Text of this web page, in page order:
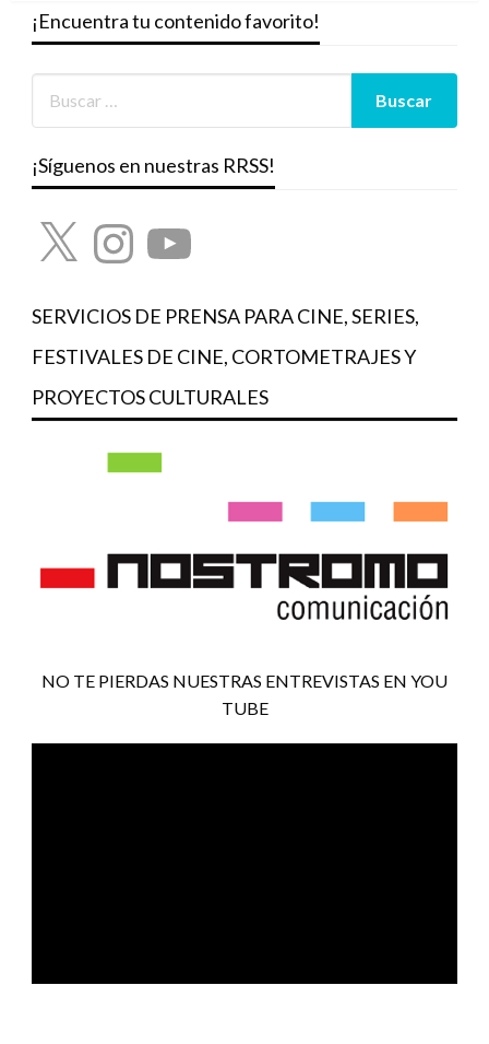
¡Encuentra tu contenido favorito!
¡Síguenos en nuestras RRSS!
X InstagramYouTube
SERVICIOS DE PRENSA PARA CINE, SERIES,
FESTIVALES DE CINE, CORTOMETRAJES Y
PROYECTOS CULTURALES
NO TE PIERDAS NUESTRAS ENTREVISTAS EN YOU
TUBE